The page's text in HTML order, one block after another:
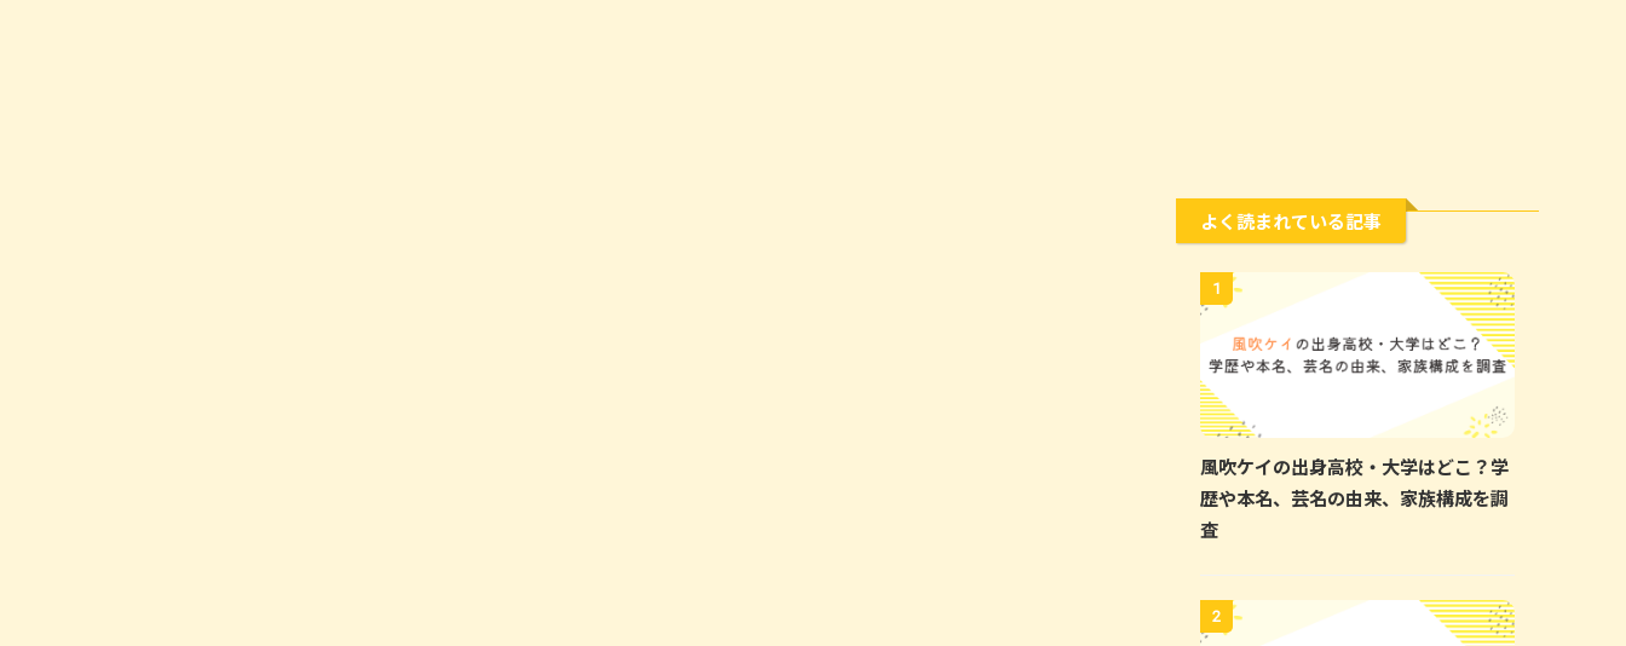
よく読まれている記事
1
風吹ケイの出身高校・大学はどこ？学
歴や本名、芸名の由来、家族構成を調
査
2